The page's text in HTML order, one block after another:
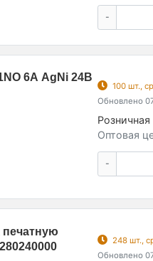
-
6А AgNi 24В
100 шт.,
Обновлено
Розничная
Оптовая
-
248 шт.,
Обновлено